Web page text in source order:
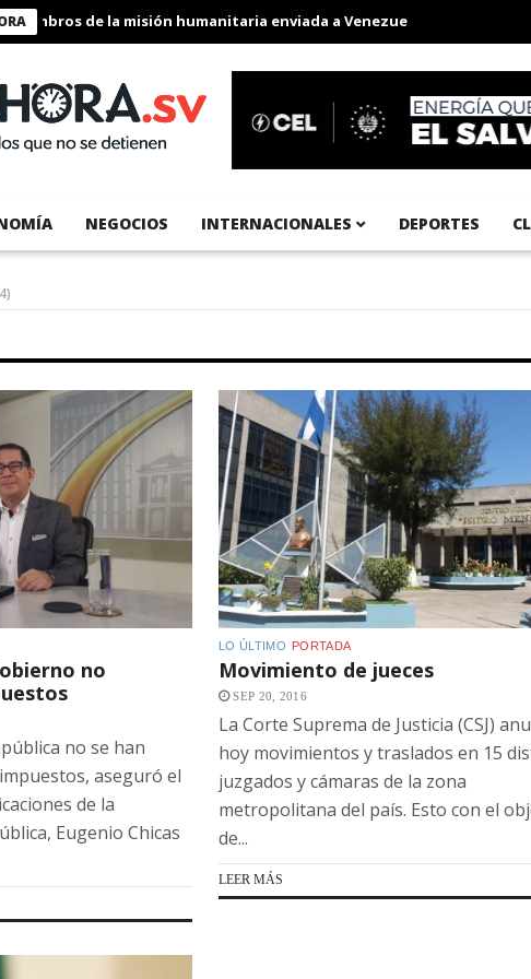
de la misión humanitaria enviada a Venezuela Aeropuerto
NEGOCIOS INTERNACIONALES DEPORTES
no
no se han
aseguró el
de la
Eugenio Chicas
LO ÚLTIMO PORTADA
Movimiento de jueces
SEP 20, 2016
La Corte Suprema de Justicia (CSJ)
hoy movimientos y traslados en 15
juzgados y cámaras de la zona
metropolitana del país. Esto con el
de...
LEER MÁS